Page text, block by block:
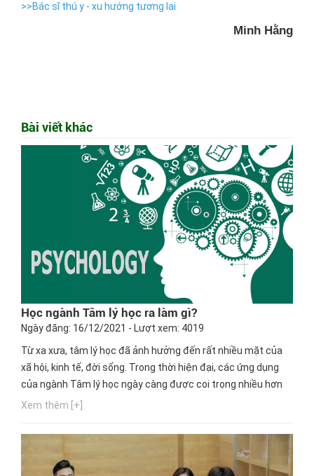
>>Bác sĩ thú y - xu hướng tương lai
Minh Hằng
Bài viết khác
Học ngành Tâm lý học ra làm gì?
Ngày đăng: 16/12/2021 - Lượt xem: 4019
Từ xa xưa, tâm lý học đã ảnh hưởng đến rất nhiều mặt của
xã hội, kinh tế, đời sống. Trong thời hiện đại, các ứng dụng
của ngành Tâm lý học ngày càng được coi trọng nhiều hơn
và đây cũng là một trong những chuyên ngành hấp dẫn nhất
thêm về ngành nghề thú vị này nhé.
Xem thêm [+]